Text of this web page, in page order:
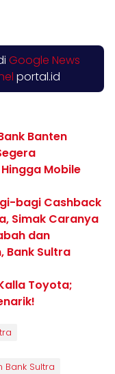
Google News
portal.id
Banten
Mobile
bagi Cashback
Simak Caranya
dan
Bank Sultra
Toyota;
Bank Sultra